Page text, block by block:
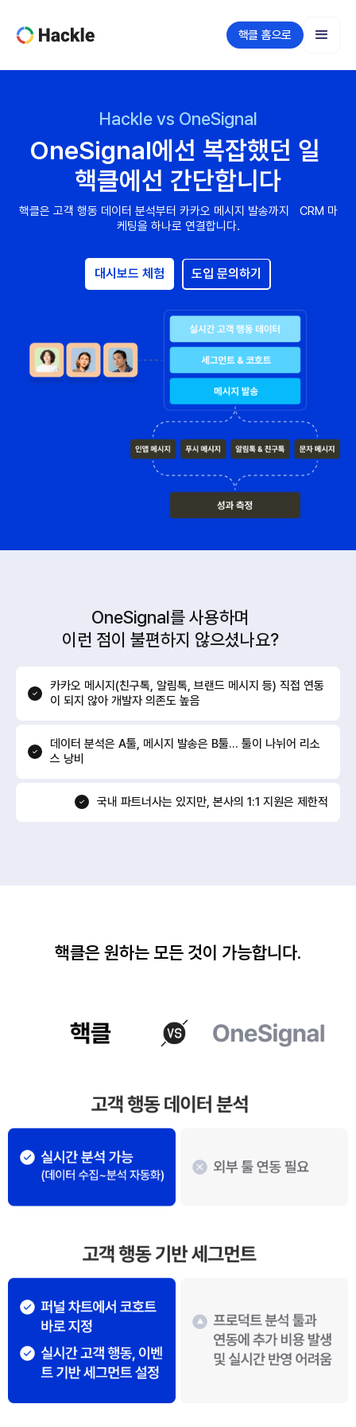
핵클 홈으로
Hackle vs OneSignal
OneSignal에선 복잡했던 일
핵클에선 간단합니다
핵클은 고객 행동 데이터 분석부터 카카오 메시지 발송까지 CRM 마
케팅을 하나로 연결합니다.
대시보드 체험 도입 문의하기
OneSignal를 사용하며
이런 점이 불편하지 않으셨나요?
카카오 메시지(친구톡, 알림톡, 브랜드 메시지 등) 직접 연동
이 되지 않아 개발자 의존도 높음
데이터 분석은 A툴, 메시지 발송은 B툴… 툴이 나뉘어 리소
스 낭비
국내 파트너사는 있지만, 본사의 1:1 지원은 제한적
핵클은 원하는 모든 것이 가능합니다.